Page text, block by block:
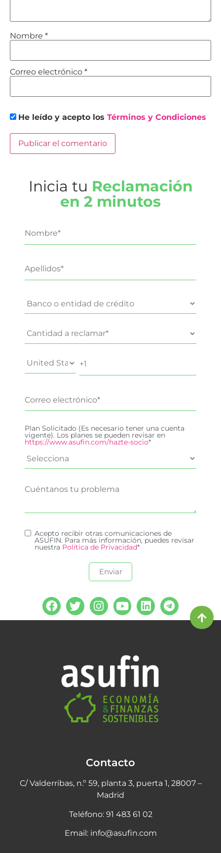
Nombre *
Correo electrónico *
He leído y acepto los Términos y Condiciones
Inicia tu Reclamación
en 2 minutos
Plan Solicitado (Es necesario tener una cuenta
vigente). Los planes se pueden revisar en
https://www.asufin.com/hazte-socio*
Acepto recibir otras comunicaciones de
ASUFIN. Para más información, puedes revisar
nuestra Política de Privacidad*
Contacto
C/ Valderribas, n.º 59, planta 3, puerta 1, 28007 –
Madrid
Teléfono: 91 483 61 02
Email: info@asufin.com